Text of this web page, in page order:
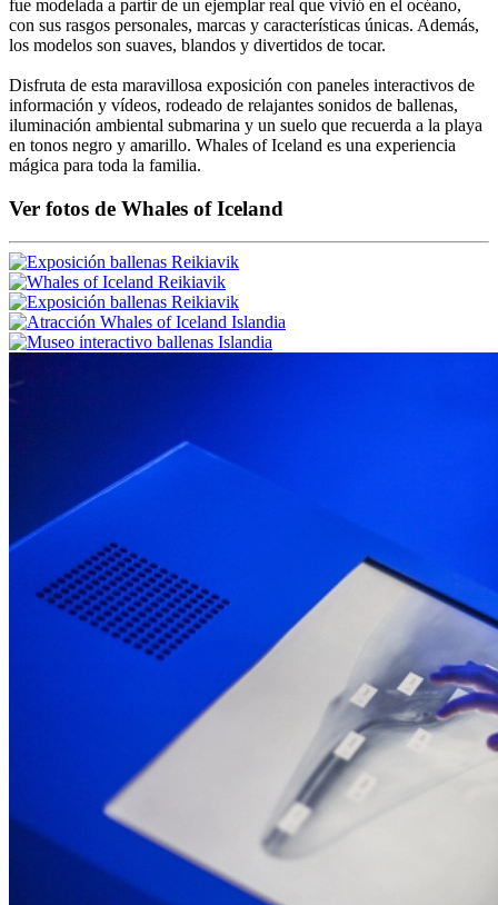
fue modelada a partir de un ejemplar real que vivió en el océano,
con sus rasgos personales, marcas y características únicas. Además,
los modelos son suaves, blandos y divertidos de tocar.
Disfruta de esta maravillosa exposición con paneles interactivos de
información y vídeos, rodeado de relajantes sonidos de ballenas,
iluminación ambiental submarina y un suelo que recuerda a la playa
en tonos negro y amarillo. Whales of Iceland es una experiencia
mágica para toda la familia.
Ver fotos de Whales of Iceland